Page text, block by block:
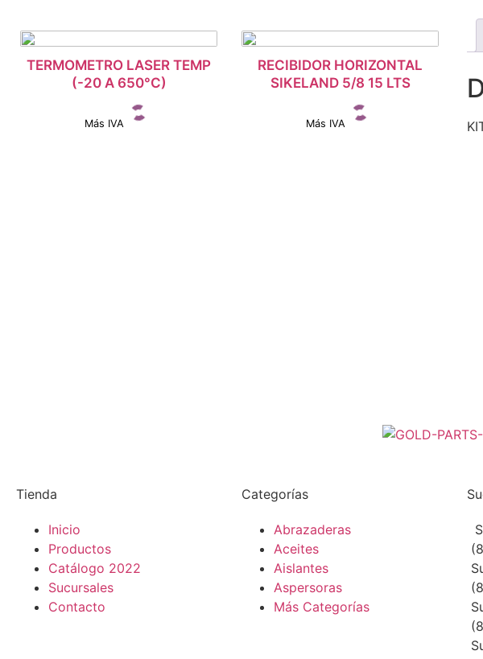
INICIAR SESIÓN
TERMOMETRO LASER TEMP
(-20 A 650°C)
Más IVA
INICIAR SESIÓN
RECIBIDOR HORIZONTAL
SIKELAND 5/8 15 LTS
Más IVA
Tienda
Inicio
Productos
Catálogo 2022
Sucursales
Contacto
Categorías
Abrazaderas
Aceites
Aislantes
Aspersoras
Más Categorías